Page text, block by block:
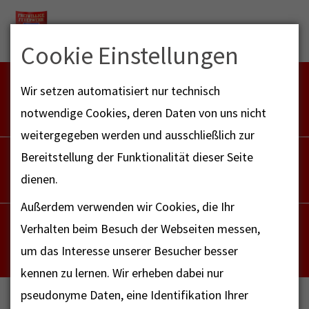
Menu
FEUERWEHR NOTFALL-RETTUNGSDIENST
112
POLIZEI
NOTRUF - FAX FÜR HÖRBEHINDERTE
112
Cookie Einstellungen
Wir setzen automatisiert nur technisch
notwendige Cookies, deren Daten von uns nicht
weitergegeben werden und ausschließlich zur
Bereitstellung der Funktionalität dieser Seite
dienen.
Außerdem verwenden wir Cookies, die Ihr
Verhalten beim Besuch der Webseiten messen,
um das Interesse unserer Besucher besser
kennen zu lernen. Wir erheben dabei nur
pseudonyme Daten, eine Identifikation Ihrer